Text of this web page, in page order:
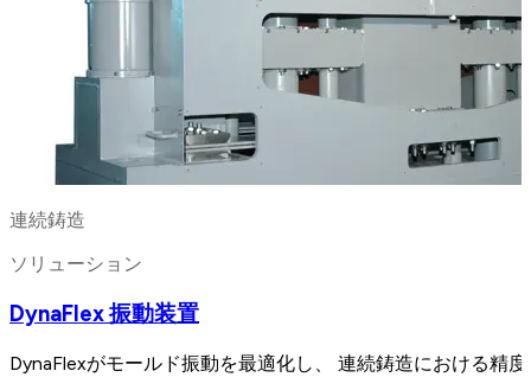
連続鋳造
ソリューション
DynaFlex 振動装置
DynaFlexがモールド振動を最適化し、 連続鋳造における精